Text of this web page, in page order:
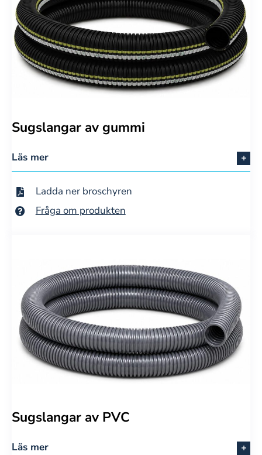
Sugslangar av gummi
Läs mer
Ladda ner broschyren
Fråga om produkten
Sugslangar av PVC
Läs mer